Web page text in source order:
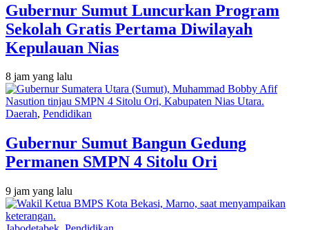
Gubernur Sumut Luncurkan Program
Sekolah Gratis Pertama Diwilayah
Kepulauan Nias
8 jam yang lalu
Daerah, Pendidikan
Gubernur Sumut Bangun Gedung
Permanen SMPN 4 Sitolu Ori
9 jam yang lalu